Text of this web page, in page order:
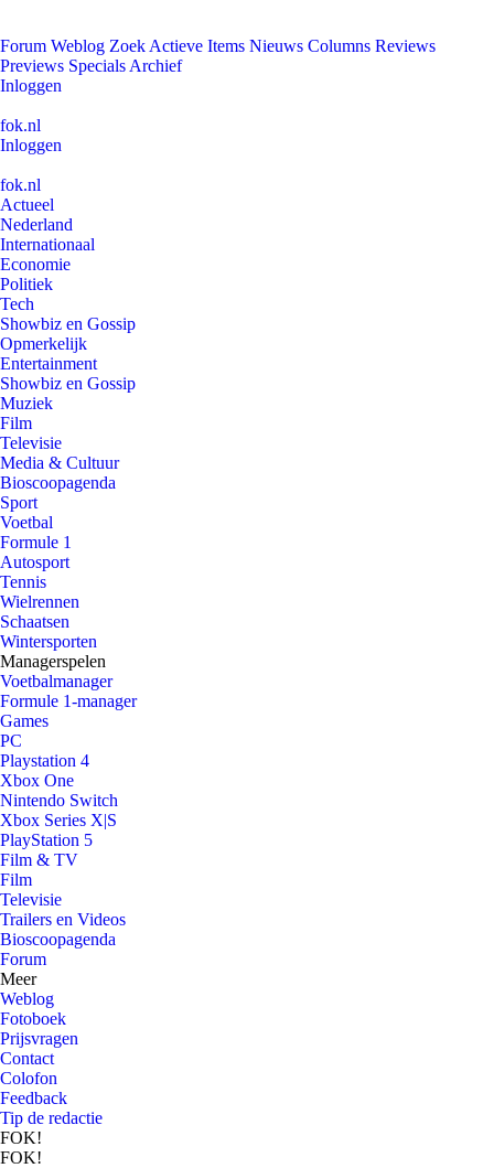
Forum Weblog Zoek Actieve Items Nieuws Columns Reviews
Previews Specials Archief
Inloggen
fok.nl
Inloggen
fok.nl
Actueel
Nederland
Internationaal
Economie
Politiek
Tech
Showbiz en Gossip
Opmerkelijk
Entertainment
Showbiz en Gossip
Muziek
Film
Televisie
Media & Cultuur
Bioscoopagenda
Sport
Voetbal
Formule 1
Autosport
Tennis
Wielrennen
Schaatsen
Wintersporten
Managerspelen
Voetbalmanager
Formule 1-manager
Games
PC
Playstation 4
Xbox One
Nintendo Switch
Xbox Series X|S
PlayStation 5
Film & TV
Film
Televisie
Trailers en Videos
Bioscoopagenda
Forum
Meer
Weblog
Fotoboek
Prijsvragen
Contact
Colofon
Feedback
Tip de redactie
FOK!
FOK!